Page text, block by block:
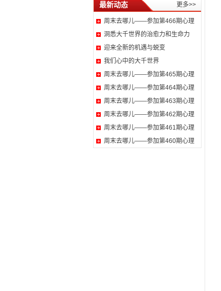
更多>>
最新动态
周末去哪儿——参加第466期心理
洞悉大千世界的治愈力和生命力
迎来全新的机遇与蜕变
我们心中的大千世界
周末去哪儿——参加第465期心理
周末去哪儿——参加第464期心理
周末去哪儿——参加第463期心理
周末去哪儿——参加第462期心理
周末去哪儿——参加第461期心理
周末去哪儿——参加第460期心理